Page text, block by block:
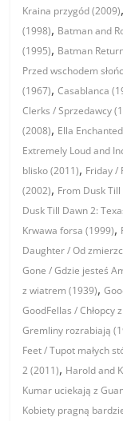
Kraina przygód (2009)
(1998), Batman and
(1995), Batman
Przed wschodem
(1967),Casablanca
Clerks / Sprzedawcy
(2008), Ella
Extremely Loud and
blisko (2011), Friday /
(2002), From Dusk
Dusk Till Dawn 2:
Krwawa forsa (1999),
Daughter / Od
Gone / Gdzie jesteś
z wiatrem (1939),
GoodFellas / Chłopcy
Gremliny rozrabiają
Feet / Tupot małych
2 (2011), Harold and
Kumar uciekają z
Kobiety pragną